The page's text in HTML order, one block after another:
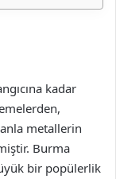
kadar
metallerin
Burma
bir popülerlik